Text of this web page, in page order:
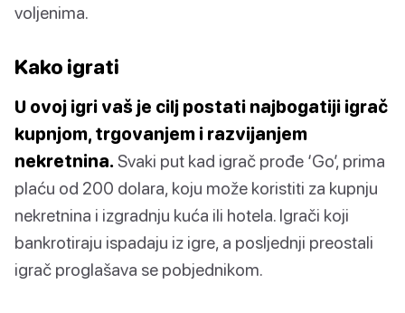
voljenima.
Kako igrati
U ovoj igri vaš je cilj postati najbogatiji igrač
kupnjom, trgovanjem i razvijanjem
nekretnina. Svaki put kad igrač prođe ‘Go’, prima
plaću od 200 dolara, koju može koristiti za kupnju
nekretnina i izgradnju kuća ili hotela. Igrači koji
bankrotiraju ispadaju iz igre, a posljednji preostali
igrač proglašava se pobjednikom.